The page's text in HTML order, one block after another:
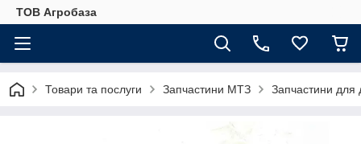
ТОВ Агробаза
Товари та послуги Запчастини МТЗ Запчастини для